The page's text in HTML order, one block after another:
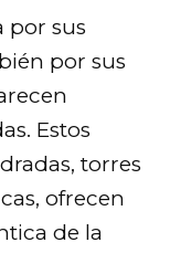
por sus
por sus
Estos
torres
ofrecen
de la